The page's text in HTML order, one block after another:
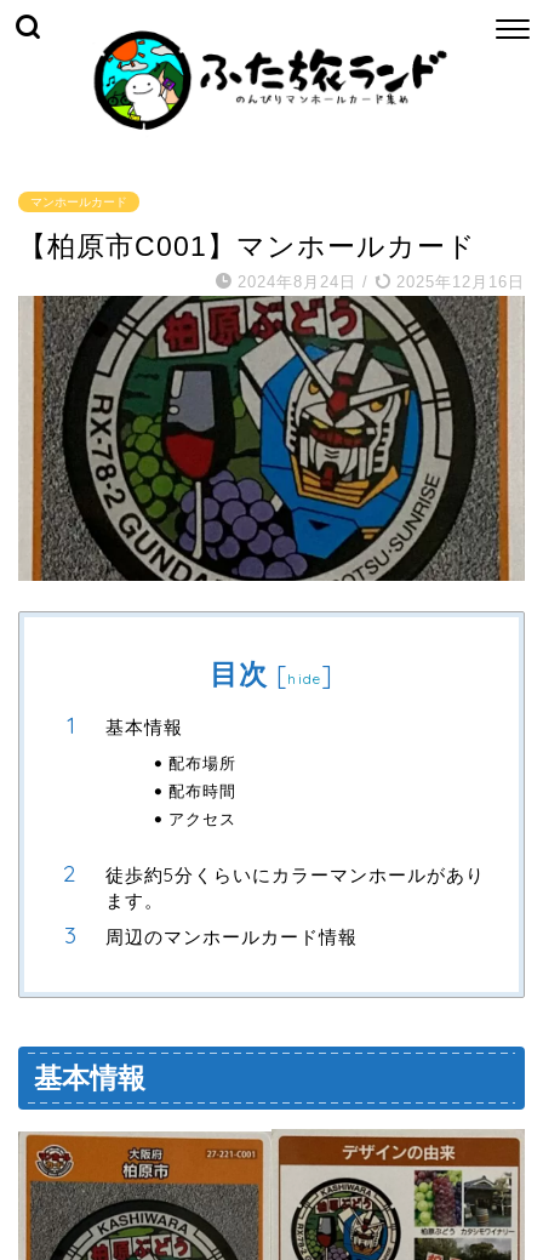
マンホールカード
【柏原市C001】マンホールカード
2024年8月24日 / 2025年12月16日
目次 [hide]
基本情報
配布場所
配布時間
アクセス
徒歩約5分くらいにカラーマンホールがあり
ます。
周辺のマンホールカード情報
基本情報